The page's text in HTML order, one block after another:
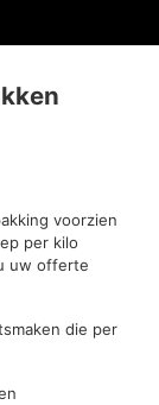
voorzien
per kilo
uw offerte
die per